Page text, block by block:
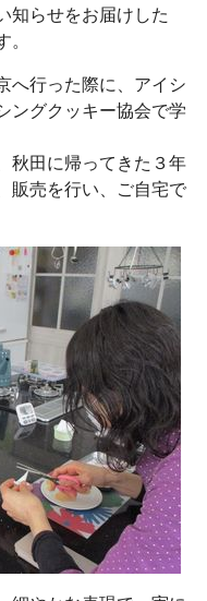
知らせをお届けした
へ行った際に、アイシ
ングクッキー協会で学
秋田に帰ってきた３年
販売を行い、ご自宅で